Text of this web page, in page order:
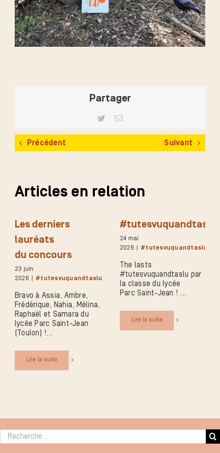
Partager
TwitterEmail
Précédent Suivant
Articles en relation
Les derniers
lauréats
du concours
23 juin
2026
#tutesvuquandtaslu
Bravo à Assia, Ambre,
Frédérique, Nahia, Mélina,
Raphaël et Samara du
lycée Parc Saint-Jean
(Toulon) !
Lire la suite
#tutesvuquandtaslu
24 mai
2026
#tutesvuquandtaslu
The lasts
#tutesvuquandtaslu par
la classe du lycée
Parc Saint-Jean !
Lire la suite
Rechercher :